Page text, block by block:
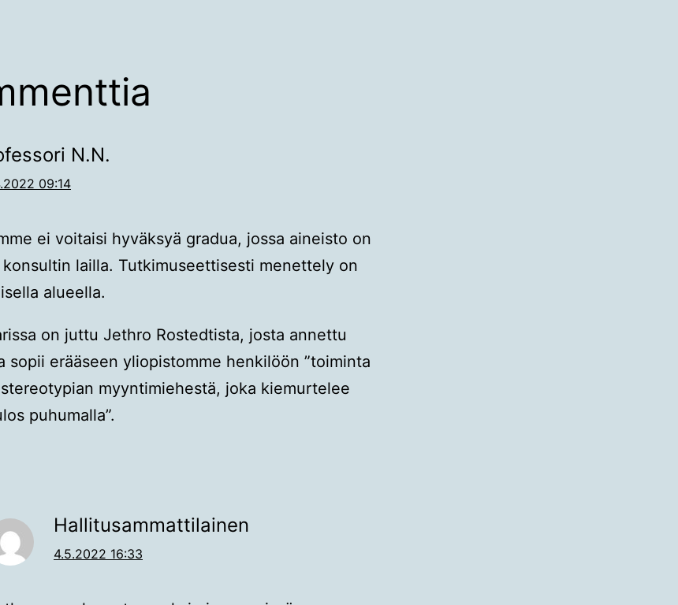
N.N.
09:14
ei voitaisi hyväksyä gradua, jossa aineisto on
lailla. Tutkimuseettisesti menettely on
alueella.
on juttu Jethro Rostedtista, josta annettu
sopii erääseen yliopistomme henkilöön ”toiminta
myyntimiehestä, joka kiemurtelee
puhumalla”.
Hallitusammattilainen
4.5.2022 16:33